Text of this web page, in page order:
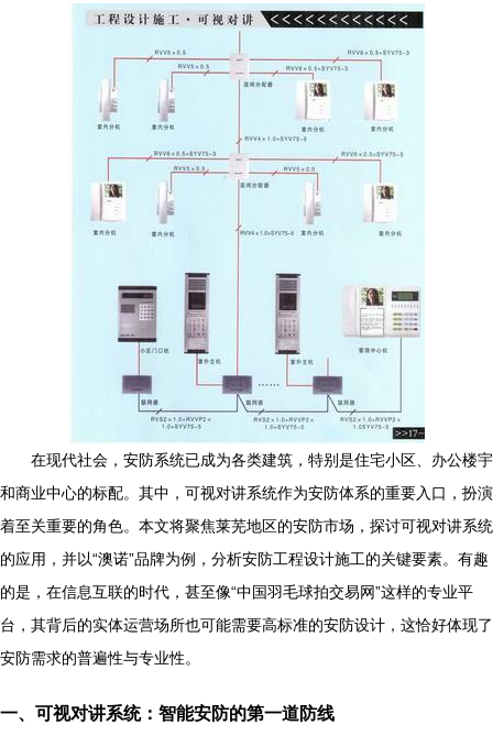
在现代社会，安防系统已成为各类建筑，特别是住宅小区、办公楼宇
和商业中心的标配。其中，可视对讲系统作为安防体系的重要入口，扮演
着至关重要的角色。本文将聚焦莱芜地区的安防市场，探讨可视对讲系统
的应用，并以“澳诺”品牌为例，分析安防工程设计施工的关键要素。有趣
的是，在信息互联的时代，甚至像“中国羽毛球拍交易网”这样的专业平
台，其背后的实体运营场所也可能需要高标准的安防设计，这恰好体现了
安防需求的普遍性与专业性。
一、可视对讲系统：智能安防的第一道防线